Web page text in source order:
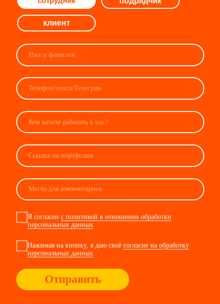
Я согласенс политикой в отношении обработки
Нажимая на кнопку, я даю своё
персональных данных
Отправить
хочу работать
с Виноу кто